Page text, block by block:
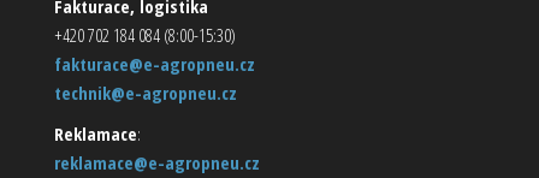
Fakturace, logistika
+420 702 184 084 (8:00-15:30)
fakturace@e-agropneu.cz
technik@e-agropneu.cz
Reklamace:
reklamace@e-agropneu.cz